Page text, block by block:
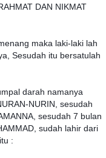
DAN NIKMAT
maka laki-laki lah
Sesudah itu bersatulah
darah namanya
NURIN, sesudah
sesudah 7 bulan
sudah lahir dari
: